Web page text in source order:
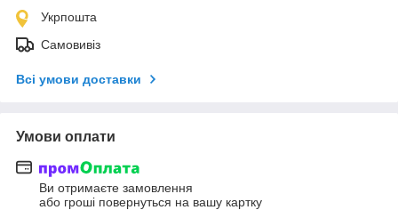
Укрпошта
Самовивіз
Всі умови доставки
Умови оплати
Ви отримаєте замовлення
або гроші повернуться на вашу картку